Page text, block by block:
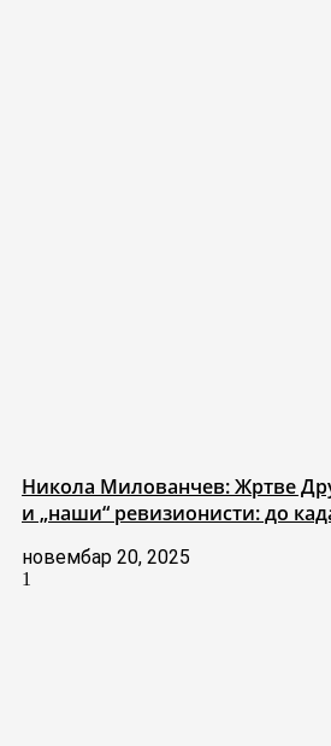
Никола Милованчев: Жртве
и „наши“ ревизионисти: до
новембар 20, 2025